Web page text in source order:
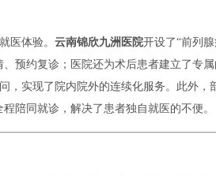
医体验。 云南锦欣九洲医院开设了“前列
预约复诊；医院还为术后患者建立了专
，实现了院内院外的连续化服务。此外，
陪同就诊，解决了患者独自就医的不便。